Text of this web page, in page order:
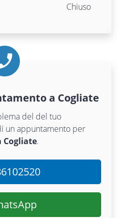
Chiuso
a Cogliate
del del tuo
un appuntamento per
Cogliate.